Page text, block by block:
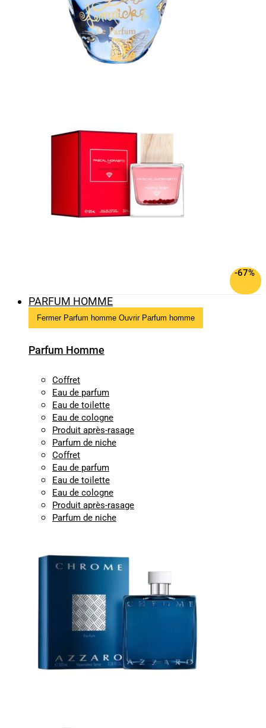
-67%
PARFUM HOMME
Fermer Parfum homme Ouvrir Parfum homme
Parfum Homme
Coffret
Eau de parfum
Eau de toilette
Eau de cologne
Produit après-rasage
Parfum de niche
Coffret
Eau de parfum
Eau de toilette
Eau de cologne
Produit après-rasage
Parfum de niche